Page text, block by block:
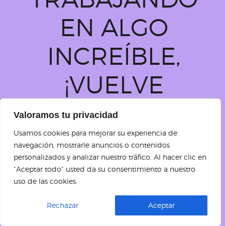
Valoramos tu privacidad
Usamos cookies para mejorar su experiencia de
navegación, mostrarle anuncios o contenidos
personalizados y analizar nuestro tráfico. Al hacer clic en
“Aceptar todo” usted da su consentimiento a nuestro
uso de las cookies.
Rechazar Aceptar
EN ALGO
INCREÍBLE,
¡VUELVE
PRONTO!